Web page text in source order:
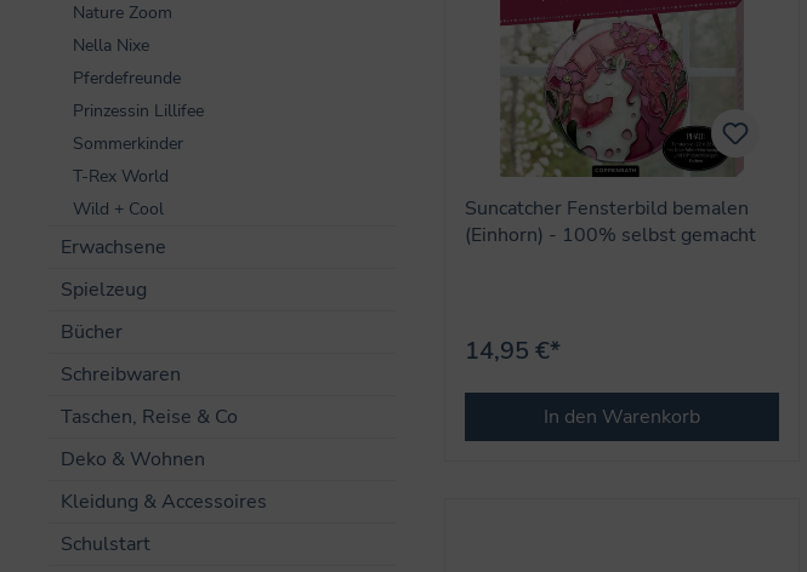
Nature Zoom
Nella Nixe
Pferdefreunde
Prinzessin Lillifee
Sommerkinder
T-Rex World
Wild + Cool
Erwachsene
Spielzeug
Bücher
Schreibwaren
Taschen, Reise & Co
Deko & Wohnen
Kleidung & Accessoires
Schulstart
Suncatcher Fensterbild bemalen
(Einhorn) - 100% selbst gemacht
14,95 €*
In den Warenkorb